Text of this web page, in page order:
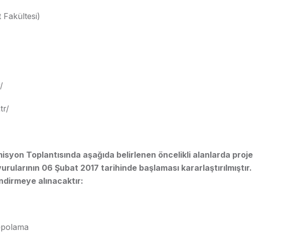
Fakültesi)
Toplantısında aşağıda belirlenen öncelikli alanlarda proje
06 Şubat 2017 tarihinde başlaması kararlaştırılmıştır.
alınacaktır: